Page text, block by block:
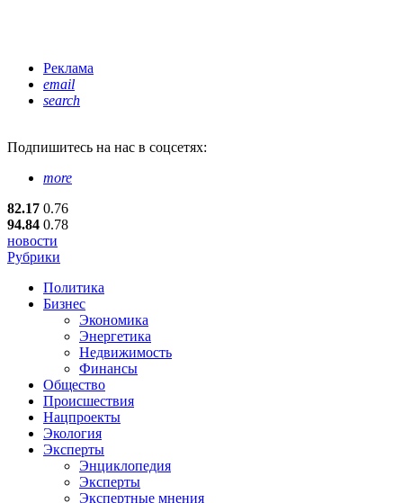
Реклама
email
search
Подпишитесь на нас в соцсетях:
more
82.17 0.76
94.84 0.78
новости
Рубрики
Политика
Бизнес
Экономика
Энергетика
Недвижимость
Финансы
Общество
Происшествия
Нацпроекты
Экология
Эксперты
Энциклопедия
Эксперты
Экспертные мнения